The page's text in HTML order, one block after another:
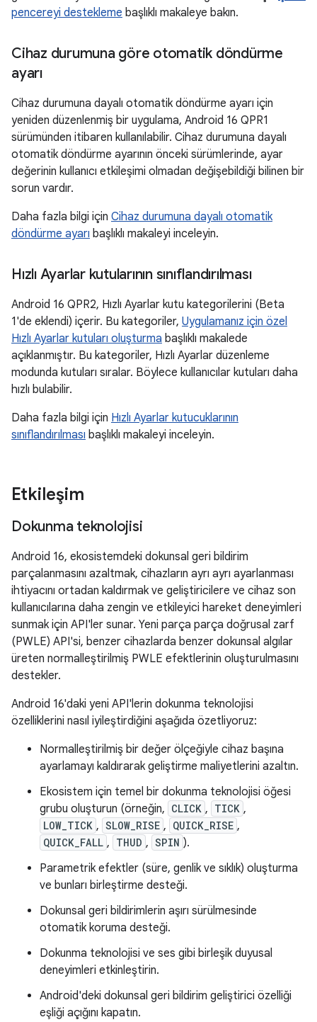
pencereyi destekleme başlıklı makaleye bakın.
Cihaz durumuna göre otomatik döndürme
ayarı
Cihaz durumuna dayalı otomatik döndürme ayarı için
yeniden düzenlenmiş bir uygulama, Android 16 QPR1
sürümünden itibaren kullanılabilir. Cihaz durumuna dayalı
otomatik döndürme ayarının önceki sürümlerinde, ayar
değerinin kullanıcı etkileşimi olmadan değişebildiği bilinen bir
sorun vardır.
Daha fazla bilgi için Cihaz durumuna dayalı otomatik
döndürme ayarı başlıklı makaleyi inceleyin.
Hızlı Ayarlar kutularının sınıflandırılması
Android 16 QPR2, Hızlı Ayarlar kutu kategorilerini (Beta
1'de eklendi) içerir. Bu kategoriler, Uygulamanız için özel
Hızlı Ayarlar kutuları oluşturma başlıklı makalede
açıklanmıştır. Bu kategoriler, Hızlı Ayarlar düzenleme
modunda kutuları sıralar. Böylece kullanıcılar kutuları daha
hızlı bulabilir.
Daha fazla bilgi için Hızlı Ayarlar kutucuklarının
sınıflandırılması başlıklı makaleyi inceleyin.
Etkileşim
Dokunma teknolojisi
Android 16, ekosistemdeki dokunsal geri bildirim
parçalanmasını azaltmak, cihazların ayrı ayrı ayarlanması
ihtiyacını ortadan kaldırmak ve geliştiricilere ve cihaz son
kullanıcılarına daha zengin ve etkileyici hareket deneyimleri
sunmak için API'ler sunar. Yeni parça parça doğrusal zarf
(PWLE) API'si, benzer cihazlarda benzer dokunsal algılar
üreten normalleştirilmiş PWLE efektlerinin oluşturulmasını
destekler.
Android 16'daki yeni API'lerin dokunma teknolojisi
özelliklerini nasıl iyileştirdiğini aşağıda özetliyoruz:
Normalleştirilmiş bir değer ölçeğiyle cihaz başına
ayarlamayı kaldırarak geliştirme maliyetlerini azaltın.
Ekosistem için temel bir dokunma teknolojisi öğesi
grubu oluşturun (örneğin, CLICK , TICK ,
LOW_TICK , SLOW_RISE , QUICK_RISE ,
QUICK_FALL , THUD , SPIN ).
Parametrik efektler (süre, genlik ve sıklık) oluşturma
ve bunları birleştirme desteği.
Dokunsal geri bildirimlerin aşırı sürülmesinde
otomatik koruma desteği.
Dokunma teknolojisi ve ses gibi birleşik duyusal
deneyimleri etkinleştirin.
Android'deki dokunsal geri bildirim geliştirici özelliği
eşliği açığını kapatın.